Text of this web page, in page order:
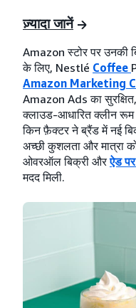
ज़्यादा जानें
Amazon स्टोर पर उनकी
के लिए, Nestlé Coffee
Amazon Marketing
Amazon Ads का
क्लाउड-आधारित क्लीन
किन फ़ैक्टर ने ब्रैंड में नई
अच्छी कुशलता और मात्रा
ओवरऑल बिक्री औरऐड
मदद मिली.